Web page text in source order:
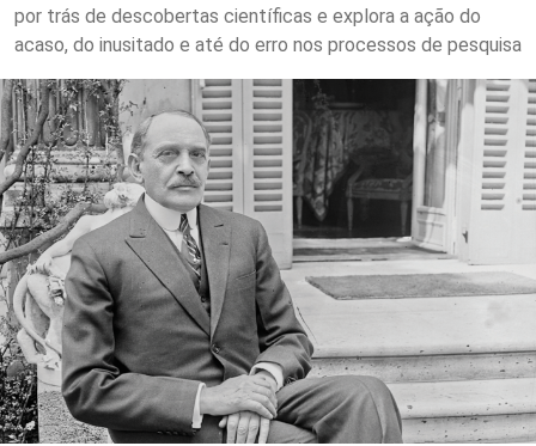
por trás de descobertas científicas e explora a ação do
acaso, do inusitado e até do erro nos processos de pesquisa